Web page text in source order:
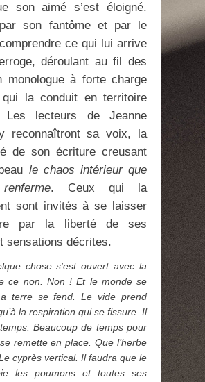
son aimé s’est éloigné.
son fantôme et par le
ce qui lui arrive
déroulant au fil des
monologue à forte charge
qui la conduit en territoire
Les lecteurs de Jeanne
reconnaîtront sa voix, la
de son écriture creusant
le chaos intérieur que
. Ceux qui la
sont invités à se laisser
par la liberté de ses
sensations décrites.
chose s’est ouvert avec la
ce non. Non ! Et le monde se
terre se fend. Le vide prend
la respiration qui se fissure. Il
Beaucoup de temps pour
remette en place. Que l’herbe
cyprès vertical. Il faudra que le
les poumons et toutes ses